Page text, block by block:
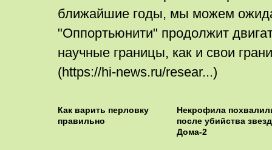
ближайшие годы, мы можем
"Оппортьюнити" продолжит
научные границы, как и свои
(https://hi-news.ru/resear...)
Как варить перловку
правильно
Некрофила
после убийства
Дома-2